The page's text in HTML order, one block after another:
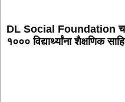
DL Social Foundation चा
१००० विद्यार्थ्यांना शैक्षणिक